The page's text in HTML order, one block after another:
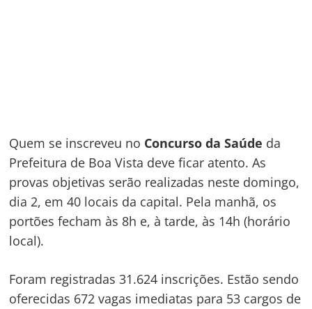
Quem se inscreveu no Concurso da Saúde da
Prefeitura de Boa Vista deve ficar atento. As
provas objetivas serão realizadas neste domingo,
dia 2, em 40 locais da capital. Pela manhã, os
portões fecham às 8h e, à tarde, às 14h (horário
local).
Foram registradas 31.624 inscrições. Estão sendo
oferecidas 672 vagas imediatas para 53 cargos de